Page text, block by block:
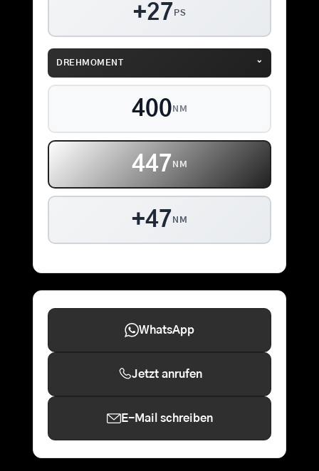
+27 PS
DREHMOMENT ⌄
400 NM
447 NM
+47 NM
WhatsApp
Jetzt anrufen
E-Mail schreiben